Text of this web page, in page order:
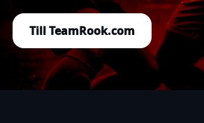
Till TeamRook.com